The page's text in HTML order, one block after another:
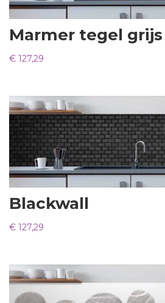
Marmer tegel grijs
€ 127,29
Blackwall
€ 127,29